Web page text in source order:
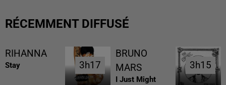
RÉCEMMENT DIFFUSÉ
RIHANNA
Stay 3h17
3h17
BRUNO
MARS
I Just Might
3h15
3h15